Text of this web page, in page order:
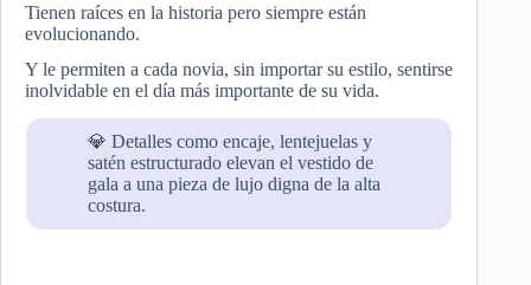
Tienen raíces en la historia pero siempre están
evolucionando.
Y le permiten a cada novia, sin importar su estilo, sentirse
inolvidable en el día más importante de su vida.
💎 Detalles como encaje, lentejuelas y
satén estructurado elevan el vestido de
gala a una pieza de lujo digna de la alta
costura.